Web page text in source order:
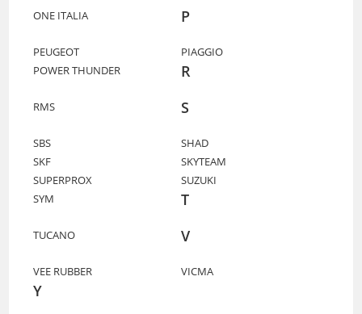
ONE ITALIA P
PEUGEOT
PIAGGIO
POWER THUNDER
R
RMS S
SBS
SHAD
SKF
SKYTEAM
SUPERPROX
SUZUKI
SYM
T
TUCANO V
VEE RUBBER VICMA
Y